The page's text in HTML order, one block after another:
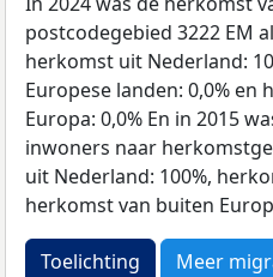
postcodegebied 3222 EM
herkomst uit Nederland:
Europese landen: 0,0%
Europa: 0,0% En in 2015
inwoners naar
uit Nederland: 100%,
herkomst van buiten
Toelichting Meer